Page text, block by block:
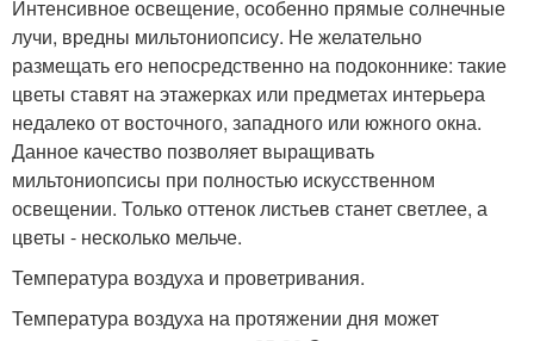
Интенсивное освещение, особенно прямые солнечные
лучи, вредны мильтониопсису. Не желательно
размещать его непосредственно на подоконнике: такие
цветы ставят на этажерках или предметах интерьера
недалеко от восточного, западного или южного окна.
Данное качество позволяет выращивать
мильтониопсисы при полностью искусственном
освещении. Только оттенок листьев станет светлее, а
цветы - несколько мельче.
Температура воздуха и проветривания.
Температура воздуха на протяжении дня может